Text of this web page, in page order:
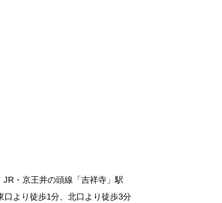
JR・京王井の頭線「吉祥寺」駅
口より徒歩1分、北口より徒歩3分